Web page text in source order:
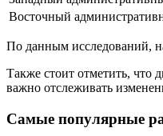
Восточный
По данным исследований,
Также стоит отметить, что
важно отслеживать
Самые популярные